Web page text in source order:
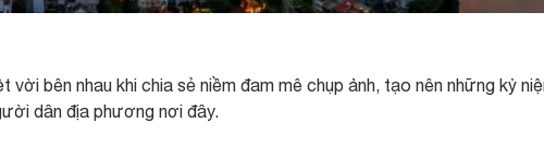
bên nhau khi chia sẻ niềm đam mê chụp ảnh, tạo nên những kỷ
dân địa phương nơi đây.